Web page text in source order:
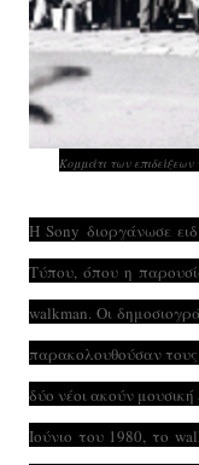
Κομμάτι των
Η Sony διοργάνωσε
Τύπου, όπου η
walkman. Οι
παρακολουθούσαν
δύο νέοι ακούν
Ιούνιο του 1980, το